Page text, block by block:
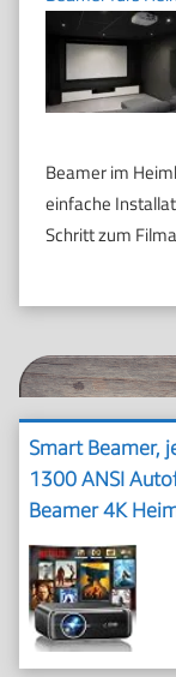
Smart Beamer,
1300 ANSI
Beamer 4K
HD 1080P
Handy
Beamer im
einfache
Schritt zum